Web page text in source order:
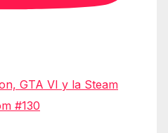
GTA VI y la Steam
#130